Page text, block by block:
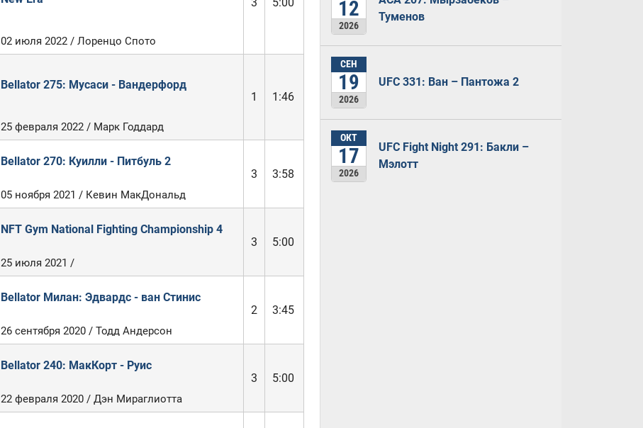
02 июля 2022 / Лоренцо Спото
Bellator 275: Мусаси - Вандерфорд
1
1:46
25 февраля 2022 / Марк Годдард
Bellator 270: Куилли - Питбуль 2
3
3:58
05 ноября 2021 / Кевин МакДональд
NFT Gym National Fighting Championship 4
3
5:00
25 июля 2021 /
Bellator Милан: Эдвардс - ван Стинис
2
3:45
26 сентября 2020 / Тодд Андерсон
Bellator 240: МакКорт - Руис
3
5:00
22 февраля 2020 / Дэн Мираглиотта
12
2026
Туменов
СЕН
19
2026
UFC 331: Ван – Пантожа 2
ОКТ
17
2026
UFC Fight Night 291: Бакли –
Мэлотт